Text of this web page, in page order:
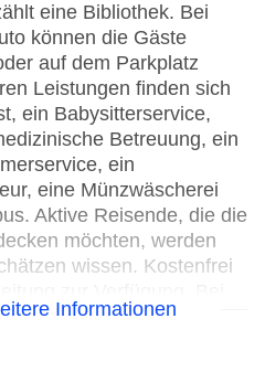
eine Bibliothek. Bei
können die Gäste
auf dem Parkplatz
Leistungen finden sich
ein Babysitterservice,
Betreuung, ein
ein
eine Münzwäscherei
Aktive Reisende, die die
möchten, werden
wissen. Kostenfrei
Center gerne
Informationen